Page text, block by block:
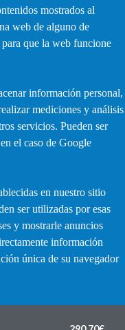
mostrados al
web de alguno de
que la web funcione
información personal,
mediciones y análisis
servicios. Pueden ser
el caso de Google
en nuestro sitio
ser utilizadas por esas
y mostrarle anuncios
información
única de su navegador